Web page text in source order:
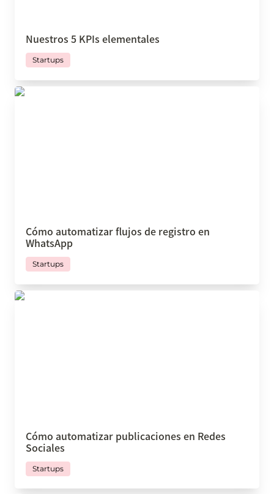
Nuestros 5 KPIs elementales
Startups
Cómo automatizar flujos de registro en
Cómo automatizar flujos de registro en
WhatsApp
Startups
Cómo automatizar publicaciones en Redes
Cómo automatizar publicaciones en Redes
Sociales
Startups